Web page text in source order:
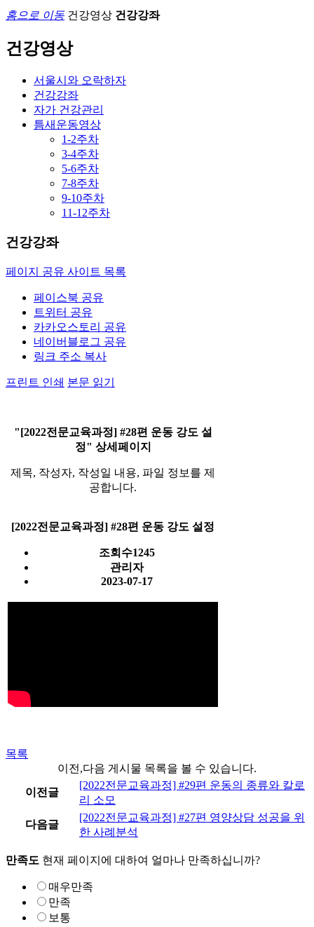
홈으로 이동 건강영상 건강강좌
건강영상
서울시와 오락하자
건강강좌
자가 건강관리
틈새운동영상
1-2주차
3-4주차
5-6주차
7-8주차
9-10주차
11-12주차
건강강좌
페이지 공유 사이트 목록
페이스북 공유
트위터 공유
카카오스토리 공유
네이버블로그 공유
링크 주소 복사
프린트 인쇄 본문 읽기
"[2022전문교육과정] #28편 운동 강도 설
정" 상세페이지
제목, 작성자, 작성일 내용, 파일 정보를 제
공합니다.
[2022전문교육과정] #28편 운동 강도 설정
조회수1245
관리자
2023-07-17
목록
이전,다음 게시물 목록을 볼 수 있습니다.
이전글
[2022전문교육과정] #29편 운동의 종류와 칼로
리 소모
다음글
[2022전문교육과정] #27편 영양상담 성공을 위
한 사례분석
만족도 현재 페이지에 대하여 얼마나 만족하십니까?
매우만족
만족
보통